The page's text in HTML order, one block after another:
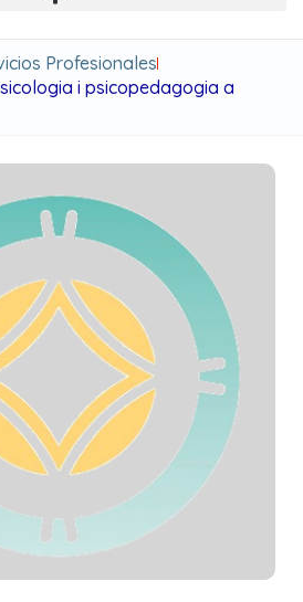
Profesionales
i psicopedagogia a